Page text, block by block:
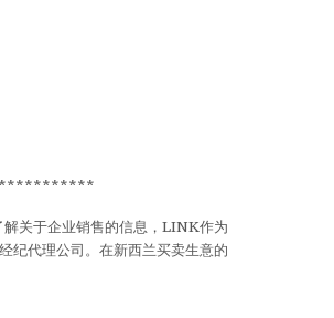
解关于企业销售的信息，LINK作为
纪代理公司。在新西兰买卖生意的